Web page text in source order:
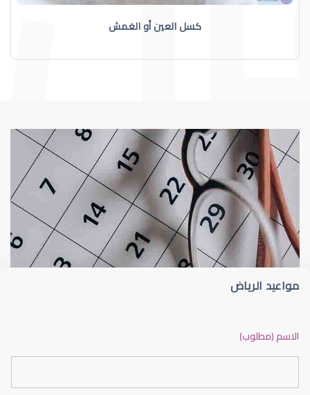
كسل العين أو الغمش
الجدول الزمني لزيارات طبيب عيون عيون الاطفال
مواعيد الرياض
الاسم (مطلوب)